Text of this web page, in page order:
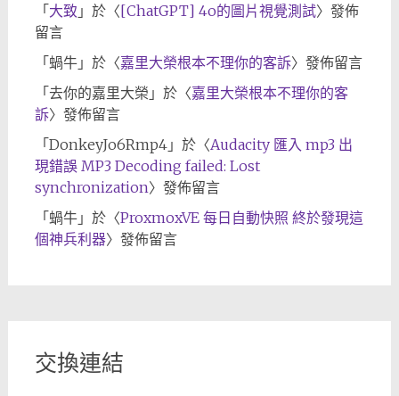
「大致 」於〈[ChatGPT] 4o的圖片視覺測試〉發佈
留言
「蝸牛」於〈嘉里大榮根本不理你的客訴〉發佈留言
「去你的嘉里大榮 」於〈嘉里大榮根本不理你的客
訴〉發佈留言
「DonkeyJo6Rmp4」於〈Audacity 匯入 mp3 出
現錯誤 MP3 Decoding failed: Lost
synchronization〉發佈留言
「蝸牛」於〈ProxmoxVE 每日自動快照 終於發現這
個神兵利器〉發佈留言
交換連結